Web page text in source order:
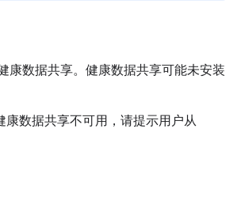
康数据共享。健康数据共享可能未安装
康数据共享不可用，请提示用户从